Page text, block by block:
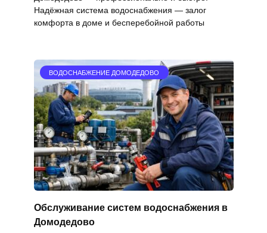
Надёжная система водоснабжения — залог
комфорта в доме и бесперебойной работы
ВОДОСНАБЖЕНИЕ ДОМОДЕДОВО
Обслуживание систем водоснабжения в
Домодедово